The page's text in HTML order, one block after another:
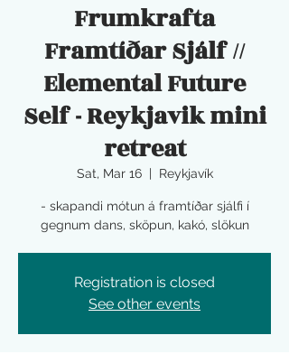
Frumkrafta
Framtíðar Sjálf //
Elemental Future
Self - Reykjavik mini
retreat
Sat, Mar 16
  |
Reykjavík
- skapandi mótun á framtíðar sjálfi í
gegnum dans, sköpun, kakó, slökun
Registration is closed
See other events